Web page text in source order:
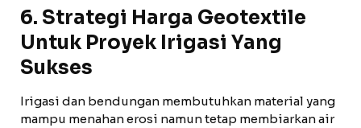
6. Strategi Harga Geotextile
Untuk Proyek Irigasi Yang
Sukses
Irigasi dan bendungan membutuhkan material yang
mampu menahan erosi namun tetap membiarkan air